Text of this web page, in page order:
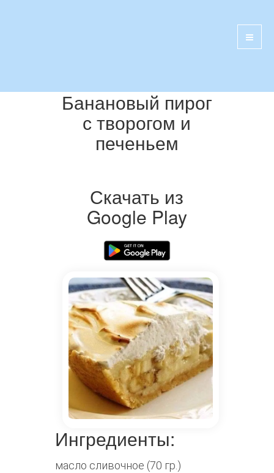
Банановый пирог
с творогом и
печеньем
Скачать из
Google Play
Ингредиенты:
масло сливочное (70 гр.)